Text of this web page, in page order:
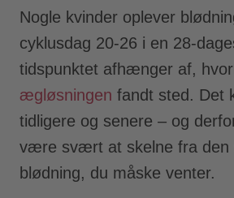
Nogle kvinder oplever
cyklusdag 20-26 i en 28-
tidspunktet afhænger af,
ægløsningen fandt sted. Det
tidligere og senere – og
være svært at skelne fra den
blødning, du måske venter.